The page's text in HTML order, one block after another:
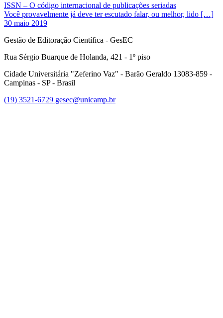
ISSN – O código internacional de publicações seriadas
Você provavelmente já deve ter escutado falar, ou melhor, lido […]
30 maio 2019
Gestão de Editoração Científica - GesEC
Rua Sérgio Buarque de Holanda, 421 - 1º piso
Cidade Universitária "Zeferino Vaz" - Barão Geraldo 13083-859 -
Campinas - SP - Brasil
(19) 3521-6729 gesec@unicamp.br